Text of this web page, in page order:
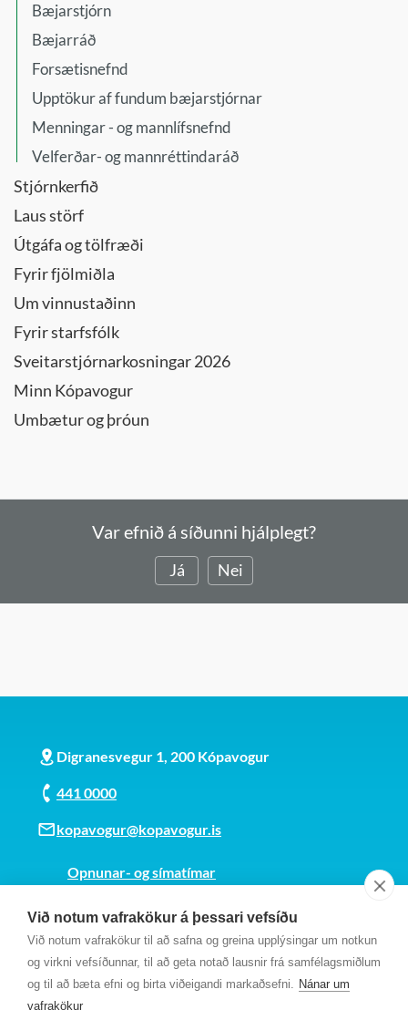
Við notum vafrakökur á þessari vefsíðu
Við notum vafrakökur til að safna og greina upplýsingar um notkun
og virkni vefsíðunnar, til að geta notað lausnir frá samfélagsmiðlum
og til að bæta efni og birta viðeigandi markaðsefni. Nánar um
vafrakökur
Bæjarstjórn
Bæjarráð
Forsætisnefnd
Upptökur af fundum bæjarstjórnar
Menningar - og mannlífsnefnd
Velferðar- og mannréttindaráð
Stjórnkerfið
Laus störf
Útgáfa og tölfræði
Fyrir fjölmiðla
Um vinnustaðinn
Fyrir starfsfólk
Sveitarstjórnarkosningar 2026
Minn Kópavogur
Umbætur og þróun
Var efnið á síðunni hjálplegt?
Já Nei
Digranesvegur 1, 200 Kópavogur
441 0000
kopavogur@kopavogur.is
Opnunar- og símatímar
Kt. 700169-3759
Fundarmannagátt